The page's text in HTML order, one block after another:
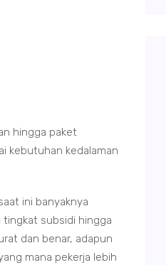
hingga paket
kebutuhan kedalaman
ini banyaknya
subsidi hingga
dan benar, adapun
mana pekerja lebih